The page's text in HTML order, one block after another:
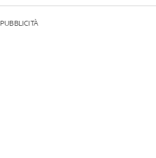
PUBBLICITÀ